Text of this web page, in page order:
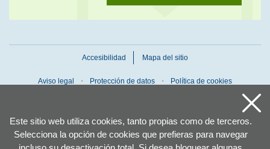
Este sitio web utiliza cookies, tanto propias como de terceros.
Selecciona la opción de cookies que prefieras para navegar
Accesibilidad Mapa del sitio
Aviso legal Protección de datos Política de cookies